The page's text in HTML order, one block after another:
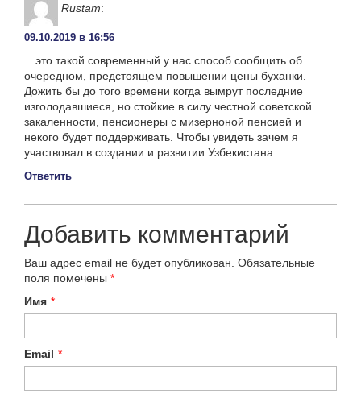
Rustam:
09.10.2019 в 16:56
…это такой современный у нас способ сообщить об
очередном, предстоящем повышении цены буханки.
Дожить бы до того времени когда вымрут последние
изголодавшиеся, но стойкие в силу честной советской
закаленности, пенсионеры с мизерноной пенсией и
некого будет поддерживать. Чтобы увидеть зачем я
участвовал в создании и развитии Узбекистана.
Ответить
Добавить комментарий
Ваш адрес email не будет опубликован. Обязательные
поля помечены *
Имя *
Email *